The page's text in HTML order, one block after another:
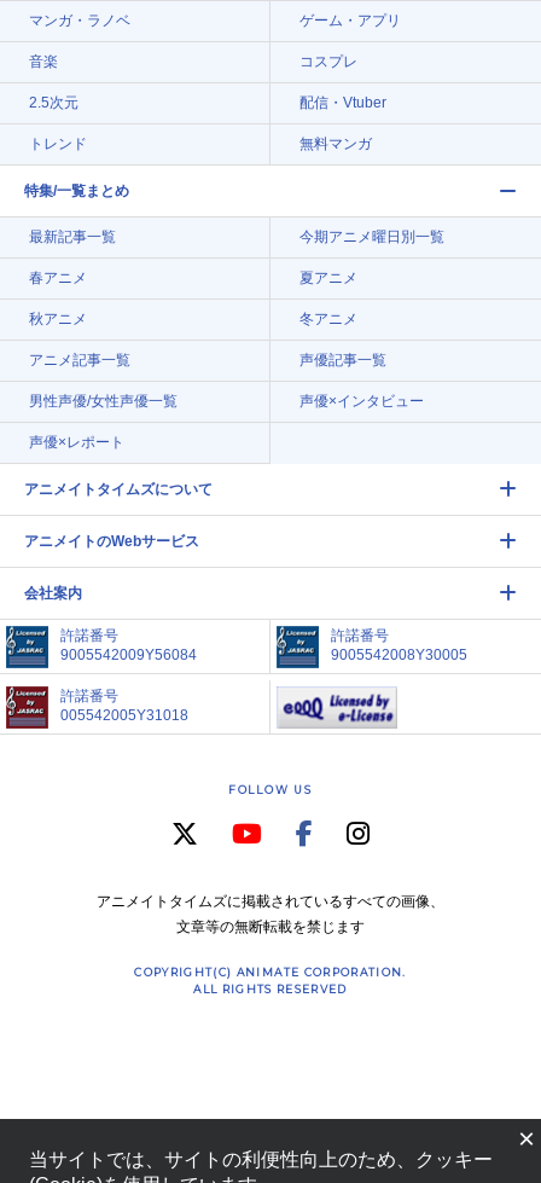
マンガ・ラノベ ゲーム・アプリ
音楽 コスプレ
2.5次元 配信・Vtuber
トレンド 無料マンガ
特集/一覧まとめ
最新記事一覧 今期アニメ曜日別一覧
春アニメ 夏アニメ
秋アニメ 冬アニメ
アニメ記事一覧 声優記事一覧
男性声優/女性声優一覧 声優×インタビュー
声優×レポート
アニメイトタイムズについて
アニメイトのWebサービス
会社案内
許諾番号
9005542009Y56084
許諾番号
9005542008Y30005
許諾番号
005542005Y31018
FOLLOW US
アニメイトタイムズに掲載されているすべての画像、
文章等の無断転載を禁じます
COPYRIGHT(C) ANIMATE CORPORATION.
ALL RIGHTS RESERVED
×
当サイトでは、サイトの利便性向上のため、クッキー